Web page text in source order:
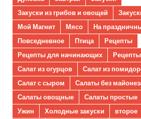
Закуски из грибов и овощей
Мой Магнит
Мясо На
Повседневное
Птица
Рецепты
Рецепты для начинающих
Рецепты
Салат из огурцов
Салат из
Салат с сыром
Салаты без
Салаты овощные
Салаты простые
Ужин
Холодные закуски второе